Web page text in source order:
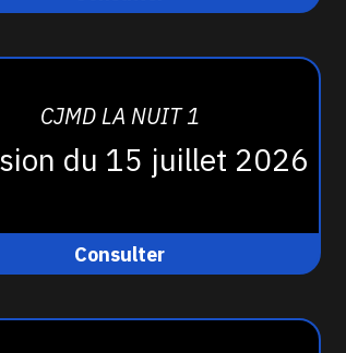
CJMD LA NUIT 1
du 15 juillet 2026
Consulter